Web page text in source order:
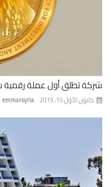
تطلق أول عملة رقمية سورية
emmarsyria الأول 15, 2019